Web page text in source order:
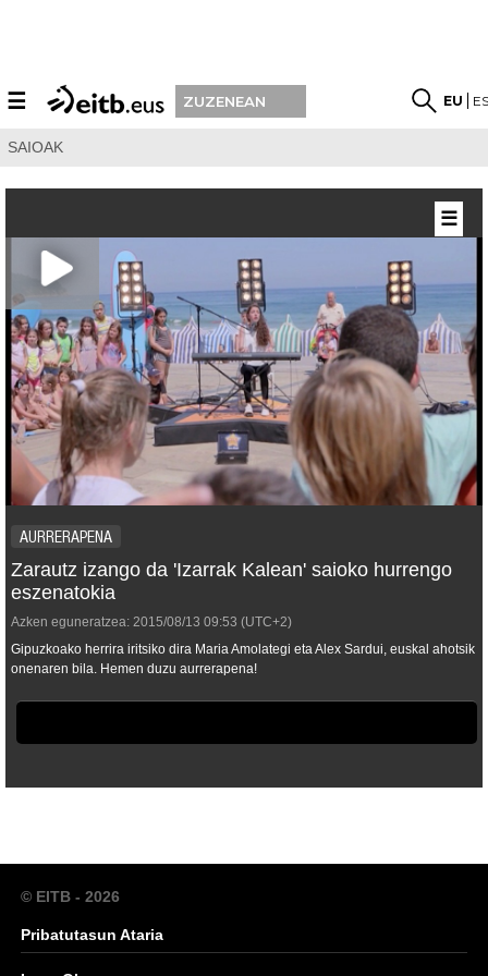
☰ ZUZENEAN EU
SAIOAK
AURRERAPENA
Zarautz izango da 'Izarrak Kalean' saioko hurrengo
eszenatokia
Azken eguneratzea: 2015/08/13 09:53 (UTC+2)
Gipuzkoako herrira iritsiko dira Maria Amolategi eta Alex Sardui, euskal ahotsik
onenaren bila. Hemen duzu aurrerapena!
☰
© EITB - 2026
Pribatutasun Ataria